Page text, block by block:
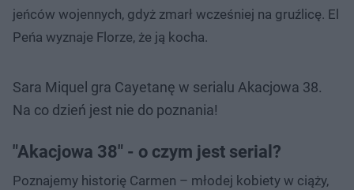
jeńców wojennych, gdyż zmarł wcześniej na gruźlicę. El
Peńa wyznaje Florze, że ją kocha.
Sara Miquel gra Cayetanę w serialu Akacjowa 38.
Na co dzień jest nie do poznania!
"Akacjowa 38" - o czym jest serial?
Poznajemy historię Carmen – młodej kobiety w ciąży,